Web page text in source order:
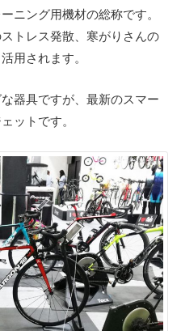
ニング用機材の総称です。
トレス発散、寒がりさんの
用されます。
器具ですが、最新のスマー
ットです。